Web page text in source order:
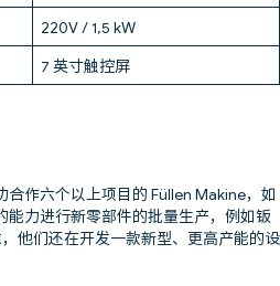
220V / 1,5 kW
7 英寸触控屏
作六个以上项目的 Füllen Makine，如
力进行新零部件的批量生产，例如钣
他们还在开发一款新型、更高产能的设